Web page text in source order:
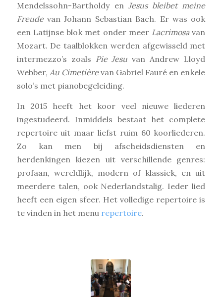
Mendelssohn-Bartholdy en Jesus bleibet meine
Freude van Johann Sebastian Bach. Er was ook
een Latijnse blok met onder meer Lacrimosavan
Mozart. De taalblokken werden afgewisseld met
intermezzo’s zoals Pie Jesu van Andrew Lloyd
Webber, Au Cimetièrevan Gabriel Fauré en enkele
solo’s met pianobegeleiding.
In 2015 heeft het koor veel nieuwe liederen
ingestudeerd. Inmiddels bestaat het complete
repertoire uit maar liefst ruim 60 koorliederen.
Zo kan men bij afscheidsdiensten en
herdenkingen kiezen uit verschillende genres:
profaan, wereldlijk, modern of klassiek, en uit
meerdere talen, ook Nederlandstalig. Ieder lied
heeft een eigen sfeer. Het volledige repertoire is
te vinden in het menu repertoire.